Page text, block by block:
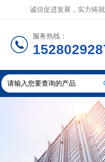
诚信促进发展，实力铸
服务热线：